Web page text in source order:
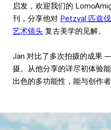
启发，欢迎我们的
刊，分享他对 Petzval 匹兹
艺术镜头 复古美学的见解。
Jan 对比了多次拍摄的成果
摄。从他分享的详尽初体验
出色的多功能性，能与创作